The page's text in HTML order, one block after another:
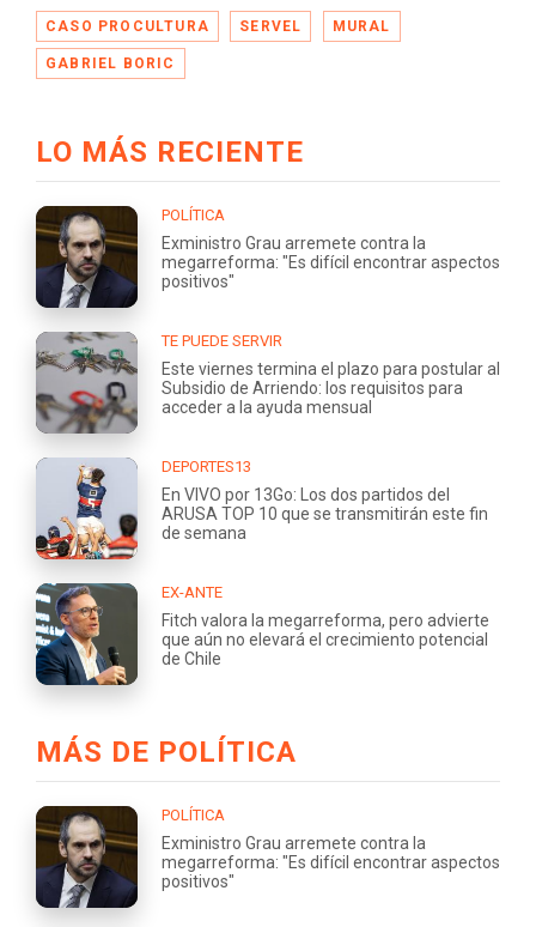
CASO PROCULTURA SERVEL MURAL
GABRIEL BORIC
LO MÁS RECIENTE
POLÍTICA
Exministro Grau arremete contra la
megarreforma: "Es difícil encontrar aspectos
positivos"
TE PUEDE SERVIR
Este viernes termina el plazo para postular al
Subsidio de Arriendo: los requisitos para
acceder a la ayuda mensual
DEPORTES13
En VIVO por 13Go: Los dos partidos del
ARUSA TOP 10 que se transmitirán este fin
de semana
EX-ANTE
Fitch valora la megarreforma, pero advierte
que aún no elevará el crecimiento potencial
de Chile
MÁS DE POLÍTICA
POLÍTICA
Exministro Grau arremete contra la
megarreforma: "Es difícil encontrar aspectos
positivos"